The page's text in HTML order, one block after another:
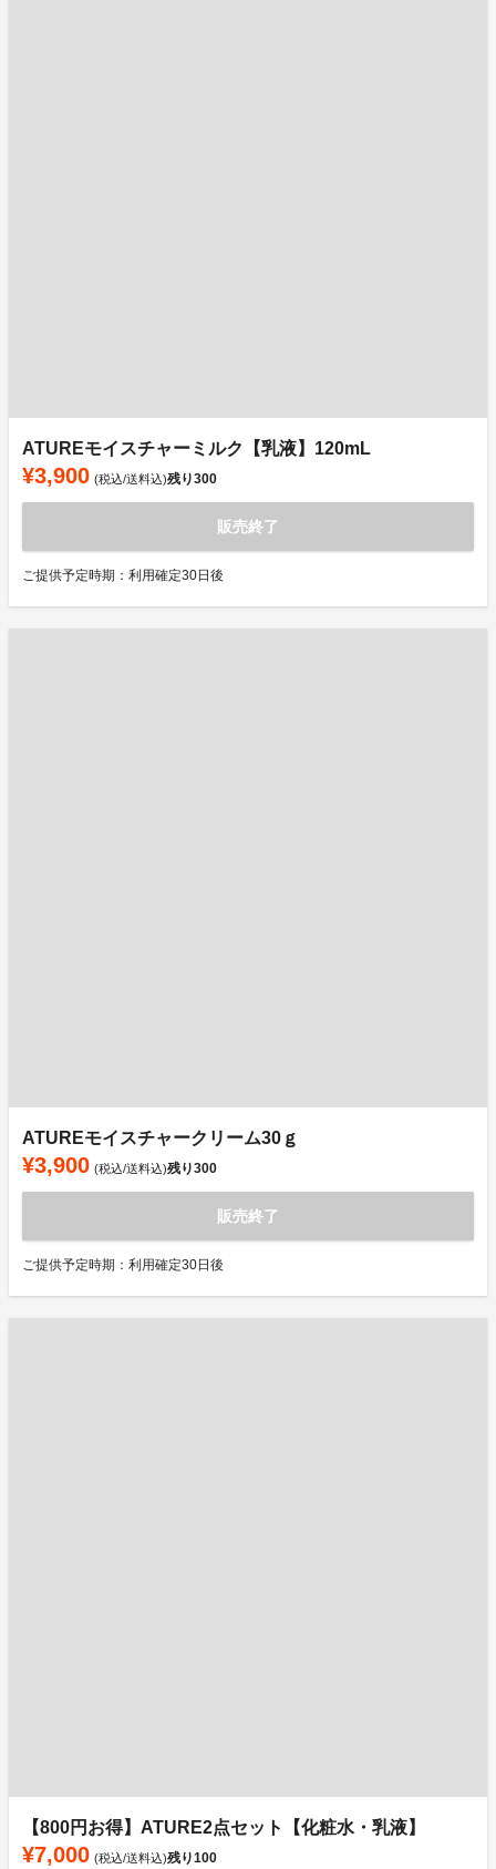
ATUREモイスチャーミルク【乳液】120mL
¥3,900 (税込/送料込)残り300
販売終了
ご提供予定時期：利用確定30日後
ATUREモイスチャークリーム30ｇ
¥3,900 (税込/送料込)残り300
販売終了
ご提供予定時期：利用確定30日後
【800円お得】ATURE2点セット【化粧水・乳液】
¥7,000 (税込/送料込)残り100